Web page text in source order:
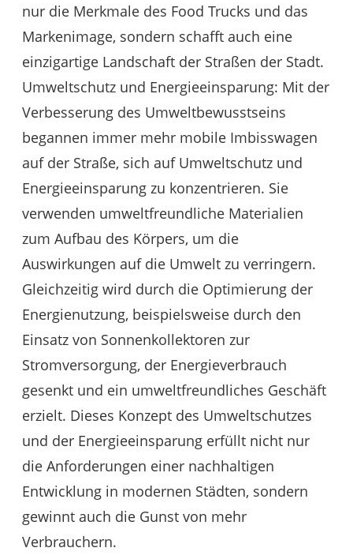
nur die Merkmale des Food Trucks und das
Markenimage, sondern schafft auch eine
einzigartige Landschaft der Straßen der Stadt.
Umweltschutz und Energieeinsparung: Mit der
Verbesserung des Umweltbewusstseins
begannen immer mehr mobile Imbisswagen
auf der Straße, sich auf Umweltschutz und
Energieeinsparung zu konzentrieren. Sie
verwenden umweltfreundliche Materialien
zum Aufbau des Körpers, um die
Auswirkungen auf die Umwelt zu verringern.
Gleichzeitig wird durch die Optimierung der
Energienutzung, beispielsweise durch den
Einsatz von Sonnenkollektoren zur
Stromversorgung, der Energieverbrauch
gesenkt und ein umweltfreundliches Geschäft
erzielt. Dieses Konzept des Umweltschutzes
und der Energieeinsparung erfüllt nicht nur
die Anforderungen einer nachhaltigen
Entwicklung in modernen Städten, sondern
gewinnt auch die Gunst von mehr
Verbrauchern.